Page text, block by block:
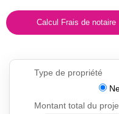
Calcul Frais de notaire